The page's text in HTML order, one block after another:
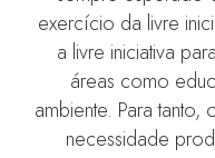
exercício da livre
a livre iniciativa
áreas como
ambiente. Para
necessidade